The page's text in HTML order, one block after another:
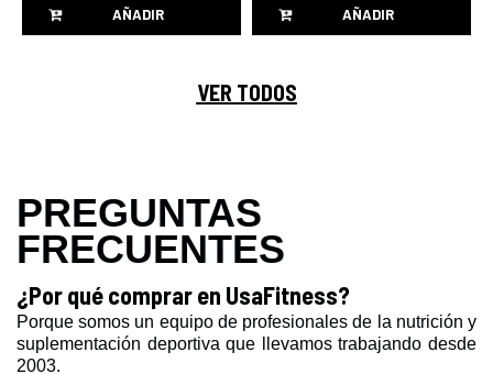
AÑADIR AÑADIR
VER TODOS
PREGUNTAS
FRECUENTES
¿Por qué comprar en UsaFitness?
Porque somos un equipo de profesionales de la nutrición y
suplementación deportiva que llevamos trabajando desde
2003.